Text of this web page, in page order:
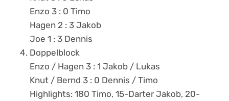
Enzo 3 : 0 Timo
Hagen 2 : 3 Jakob
Joe 1 : 3 Dennis
Doppelblock
Enzo / Hagen 3 : 1 Jakob / Lukas
Knut / Bernd 3 : 0 Dennis / Timo
Highlights: 180 Timo, 15-Darter Jakob, 20-